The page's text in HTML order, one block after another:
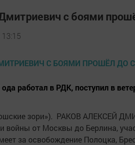
с боями
работал в РДК, поступил в
зори»). РАКОВ АЛЕКСЕЙ
войны от Москвы до Берлина,
за освобождение Полоцка,